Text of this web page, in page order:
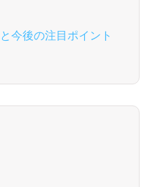
今後の注目ポイント